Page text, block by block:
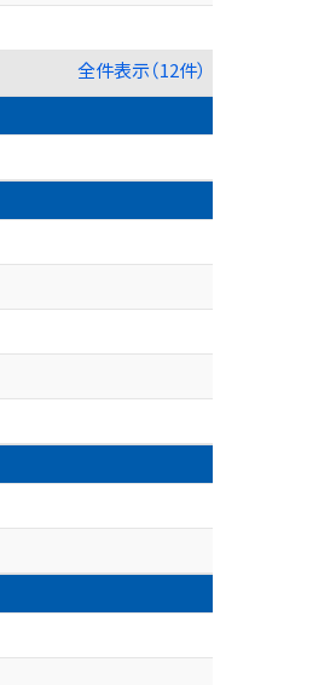
全件表示（12件）